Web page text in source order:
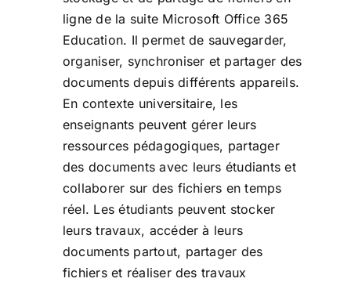
ligne de la suite Microsoft Office 365
Education. Il permet de sauvegarder,
organiser, synchroniser et partager des
documents depuis différents appareils.
En contexte universitaire, les
enseignants peuvent gérer leurs
ressources pédagogiques, partager
des documents avec leurs étudiants et
collaborer sur des fichiers en temps
réel. Les étudiants peuvent stocker
leurs travaux, accéder à leurs
documents partout, partager des
fichiers et réaliser des travaux